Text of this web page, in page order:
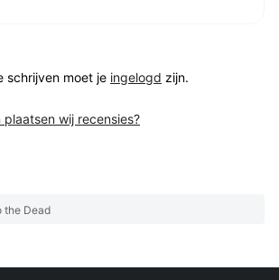
schrijven moet je ingelogd zijn.
wij recensies?
the Dead